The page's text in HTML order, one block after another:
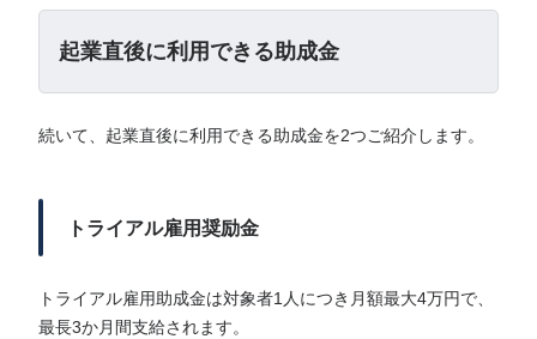
起業直後に利用できる助成金
続いて、起業直後に利用できる助成金を2つご紹介します。
トライアル雇用奨励金
トライアル雇用助成金は対象者1人につき月額最大4万円で、
最長3か月間支給されます。